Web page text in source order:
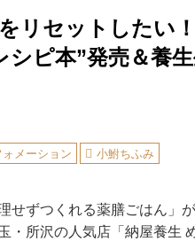
をリセットしたい
シピ本”発売＆養
ォメーション 小鮒ちふみ
せずつくれる薬膳ごはん」
・所沢の人気店「納屋養生